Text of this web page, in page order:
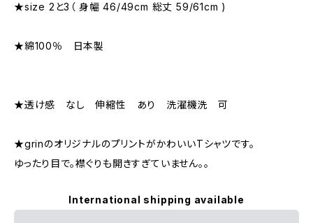
★size 2と3（ 身幅 46/49cm 総丈 59/61cm )
★綿100％ 日本製
★透け感 なし 伸縮性 あり 洗濯機洗 可
★grinのオリジナルのプリントがかわいいTシャツです。
ゆったり目で。襟ぐりも開きすぎていません。。
International shipping available